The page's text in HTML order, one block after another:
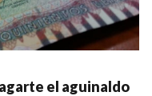
el aguinaldo